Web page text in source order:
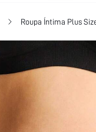
Roupa Íntima Plus